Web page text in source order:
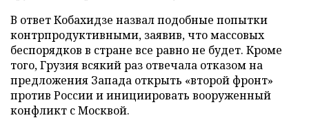
В ответ Кобахидзе назвал подобные попытки
контрпродуктивными, заявив, что массовых
беспорядков в стране все равно не будет. Кроме
того, Грузия всякий раз отвечала отказом на
предложения Запада открыть «второй фронт»
против России и инициировать вооруженный
конфликт с Москвой.